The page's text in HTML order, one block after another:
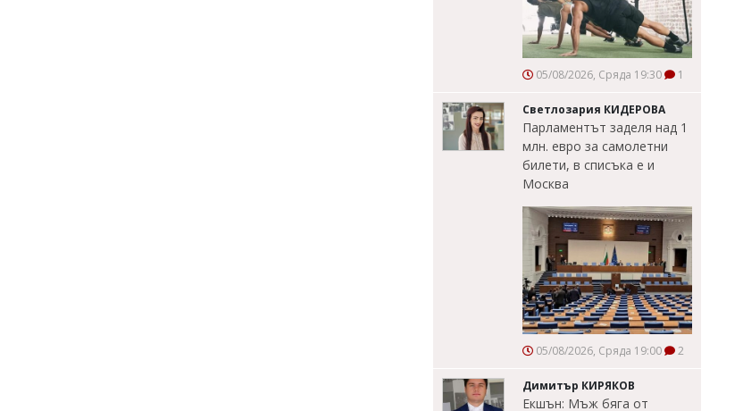
05/08/2026, Сряда 19:30 1
Светлозария КИДЕРОВА
Парламентът заделя над 1
млн. евро за самолетни
билети, в списъка е и
Москва
05/08/2026, Сряда 19:00 2
Димитър КИРЯКОВ
Екшън: Мъж бяга от